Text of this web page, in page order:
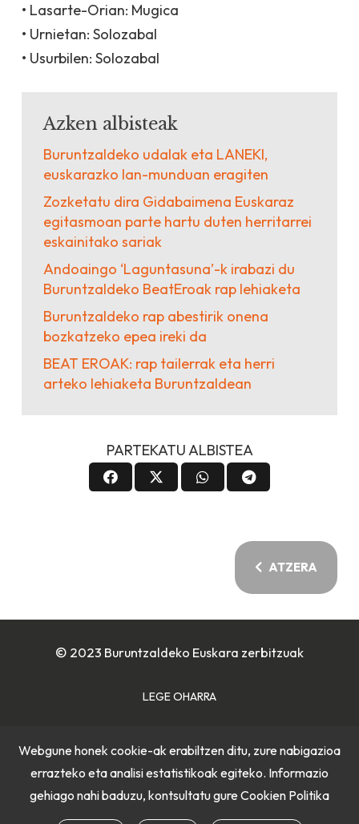
• Lasarte-Orian: Mugica
• Urnietan: Solozabal
• Usurbilen: Solozabal
Azken albisteak
Buruntzaldeko udalak eta LANEKI,
euskarazko lan-munduan eragiten
Zozketatu dira Gidabaimena Euskaraz
egitasmoan parte hartu duten herritarrei
eskainitako sariak
Andoaingo ‘Laguntasuna’-k irabazi du
Buruntzaldeko BeatEroak rap lehiaketa
Buruntzaldeko rap abestirik onena
bozkatzeko epea ireki da
BEAT EROAK: rap tailerrak eta herri
arteko lehiaketa Buruntzaldean
PARTEKATU ALBISTEA
ATZERA
© 2023 Buruntzaldeko Euskara zerbitzuak
LEGE OHARRA
PRIBATUTASUN POLITIKA
Webgune honek cookie-ak erabiltzen ditu, zure nabigazioa
errazteko eta analisi estatistikoak egiteko. Informazio
gehiago nahi baduzu, kontsultatu gure Cookien Politika